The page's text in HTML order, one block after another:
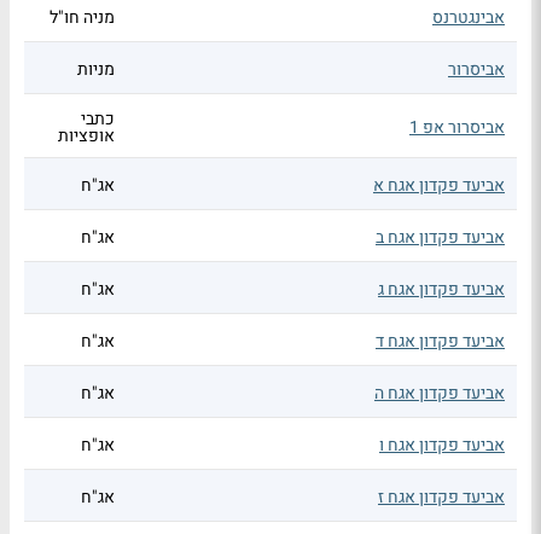
אבינגטרנס מניה חו"ל
אביסרור מניות
אביסרור אפ 1 כתבי
אופציות
אביעד פקדון אגח א
אג"ח
אביעד פקדון אגח ב אג"ח
אביעד פקדון אגח ג אג"ח
אביעד פקדון אגח ד אג"ח
אביעד פקדון אגח ה אג"ח
אביעד פקדון אגח ו אג"ח
אביעד פקדון אגח ז אג"ח